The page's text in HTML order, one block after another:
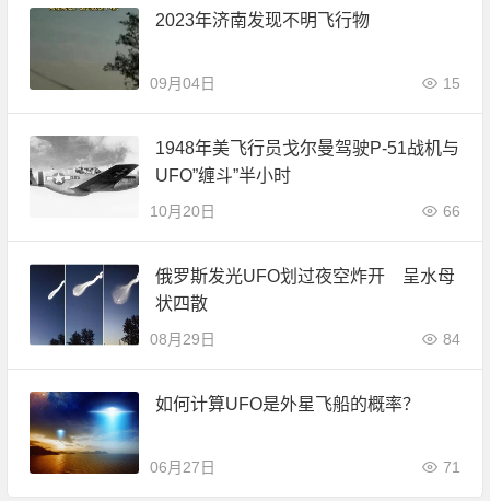
2023年济南发现不明飞行物
09月04日 15
1948年美飞行员戈尔曼驾驶P-51战机与
UFO”缠斗”半小时
10月20日 66
俄罗斯发光UFO划过夜空炸开 呈水母
状四散
08月29日 84
如何计算UFO是外星飞船的概率？
06月27日 71